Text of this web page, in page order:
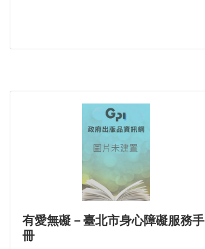
有愛無礙－臺北市身心障礙服務手
冊